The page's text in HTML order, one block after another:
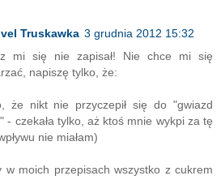
Truskawka 3 grudnia 2012 15:32
mi się nie zapisał! Nie chce mi się
napiszę tylko, że:
że nikt nie przyczepił się do "gwiazd
- czekała tylko, aż ktoś mnie wykpi za tę
nie miałam)
w moich przepisach wszystko z cukrem